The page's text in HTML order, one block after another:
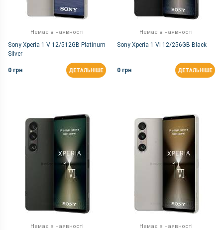
Немає в наявності
Sony Xperia 1 V 12/512GB Platinum
Silver
0 грн ДЕТАЛЬНІШЕ
Немає в наявності
Sony Xperia 1 VI 12/256GB Black
0 грн ДЕТАЛЬНІШЕ
Немає в наявності Немає в наявності